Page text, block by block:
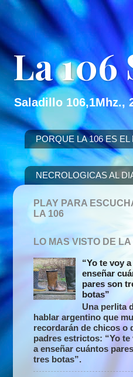
La 106
Saladillo 106,1Mhz.,
PORQUE LA 106 ES
NECROLOGICAS AL
PLAY PARA
LA 106
LO MAS VISTO DE LA
“Yo te voy a
enseñar
pares son
botas”
Una perlita
hablar argentino que
recordarán de chicos o
padres estrictos: “Yo te
a enseñar cuántos
tres botas”.